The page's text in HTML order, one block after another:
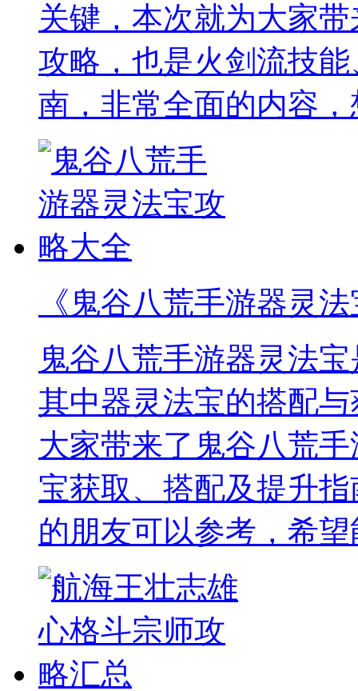
关键，本次就为大家
攻略，也是火剑流技
南，非常全面的内容
《鬼谷八荒手游器灵
鬼谷八荒手游器灵法
其中器灵法宝的搭配
大家带来了鬼谷八荒
宝获取、搭配及提升
的朋友可以参考，希